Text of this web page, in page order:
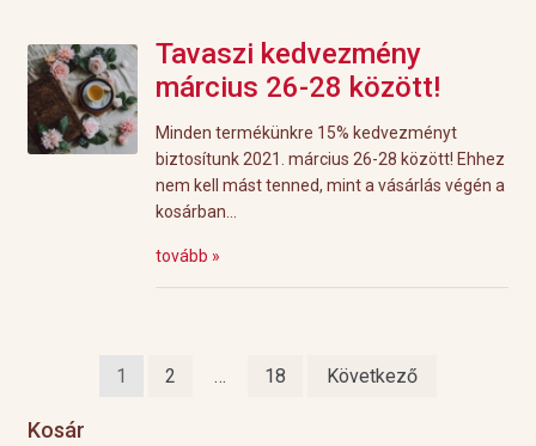
Tavaszi kedvezmény
március 26-28 között!
Minden termékünkre 15% kedvezményt
biztosítunk 2021. március 26-28 között! Ehhez
nem kell mást tenned, mint a vásárlás végén a
kosárban...
tovább »
Bejegyzések
lapozása
1 2 … 18 Következő
Kosár